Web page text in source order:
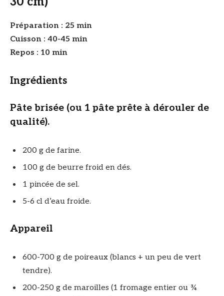
Préparation : 25 min
Cuisson : 40-45 min
Repos : 10 min
Ingrédients
Pâte brisée (ou 1 pâte prête à dérouler de
qualité).
200 g de farine.
100 g de beurre froid en dés.
1 pincée de sel.
5-6 cl d’eau froide.
Appareil
600-700 g de poireaux (blancs + un peu de vert
tendre).
200-250 g de maroilles (1 fromage entier ou ¾